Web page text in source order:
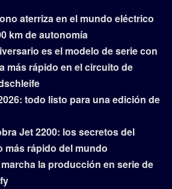
aterriza en el mundo eléctrico
km de autonomía
es el modelo de serie con
más rápido en el circuito de
todo listo para una edición de
Jet 2200: los secretos del
más rápido del mundo
la producción en serie de